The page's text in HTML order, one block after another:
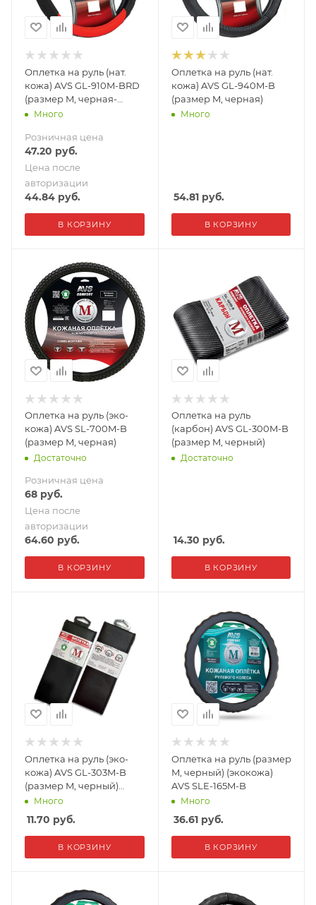
Оплетка на руль (нат.
кожа) AVS GL-910M-BRD
(размер M, черная-
красная)
Много
Розничная цена
47.20 руб.
Цена после
авторизации
44.84 руб.
В КОРЗИНУ
Оплетка на руль (нат.
кожа) AVS GL-940M-B
(размер M, черная)
Много
54.81руб.
В КОРЗИНУ
Оплетка на руль (эко-
кожа) AVS SL-700M-B
(размер M, черная)
Достаточно
Розничная цена
68 руб.
Цена после
авторизации
64.60 руб.
В КОРЗИНУ
Оплетка на руль
(карбон) AVS GL-300M-B
(размер M, черный)
Достаточно
14.30 руб.
В КОРЗИНУ
Оплетка на руль (эко-
кожа) AVS GL-303M-B
(размер M, черный)
гладкая
Много
11.70 руб.
В КОРЗИНУ
Оплетка на руль (размер
M, черный) (экокожа)
AVS SLE-165M-B
Много
36.61руб.
В КОРЗИНУ